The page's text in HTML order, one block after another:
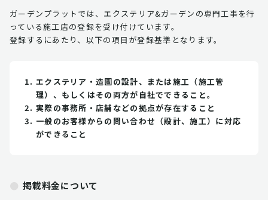
ガーデンプラットでは、エクステリア&ガーデンの専門工事を行
っている施工店の登録を受け付けています。
登録するにあたり、以下の項目が登録基準となります。
エクステリア・造園の設計、または施工（施工管
理）、もしくはその両方が自社でできること。
実際の事務所・店舗などの拠点が存在すること
一般のお客様からの問い合わせ（設計、施工）に対応
ができること
掲載料金について